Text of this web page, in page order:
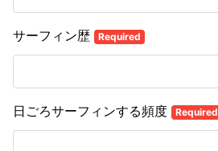
サーフィン歴 Required
日ごろサーフィンする頻度 Required